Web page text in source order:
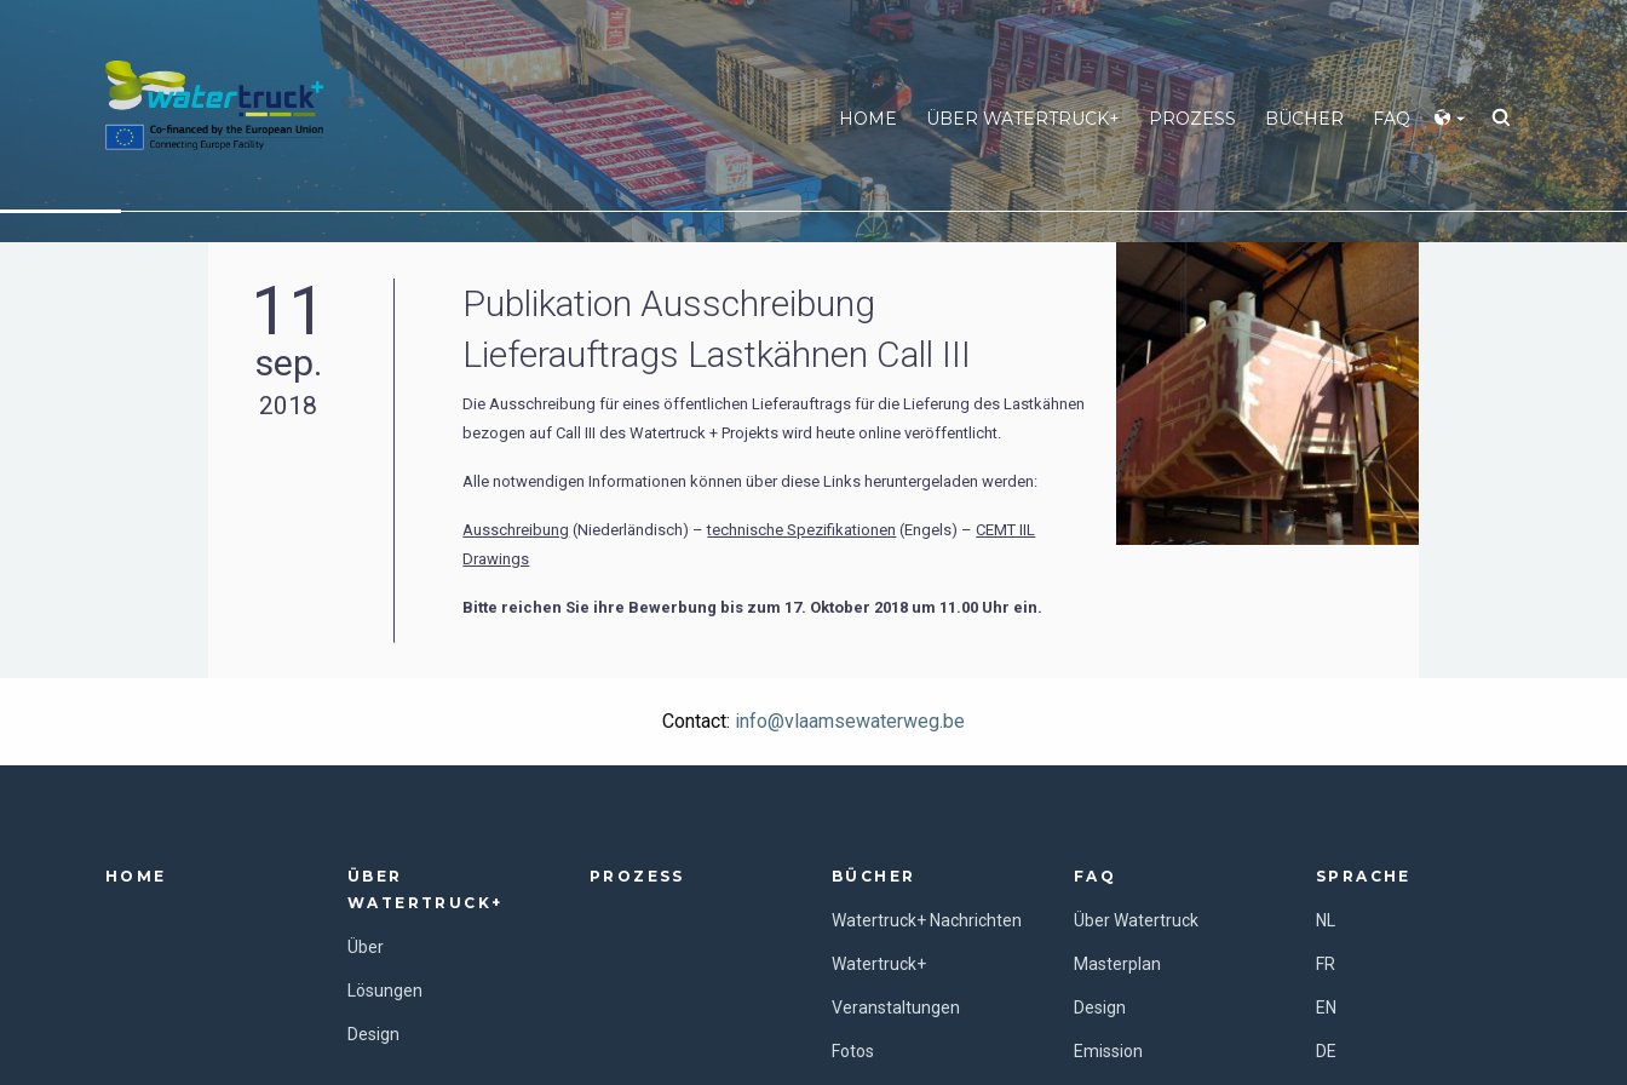
HOME ÜBER WATERTRUCK+ PROZESS BÜCHER FAQ
11
sep.
2018
Publikation Ausschreibung
Lieferauftrags Lastkähnen Call III
Die Ausschreibung füreines öffentlichen Lieferauftrags für die Lieferung des Lastkähnen
bezogen auf Call III des Watertruck + Projektswird heute online veröffentlicht.
Alle notwendigen Informationen können über diese Links heruntergeladen werden:
Ausschreibung (Niederländisch) –technische Spezifikationen (Engels) –CEMT IIL
Drawings
Bitte reichen Sie ihre Bewerbung bis zum 17. Oktober 2018 um 11.00 Uhr ein.
Contact: info@vlaamsewaterweg.be
HOME
ÜBER
WATERTRUCK+
Über
Lösungen
Design
PROZESS BÜCHER
Watertruck+ Nachrichten
Watertruck+
Veranstaltungen
Fotos
FAQ
Über Watertruck
Masterplan
Design
Emission
SPRACHE
NL
FR
EN
DE